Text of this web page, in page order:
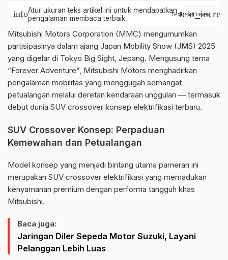
infoAtur ukuran teks artikel ini untuk mendapatkan
pengalaman membaca terbaik.
text_decrease
Mitsubishi Motors Corporation (MMC) mengumumkan
partisipasinya dalam ajang Japan Mobility Show (JMS) 2025
yang digelar di Tokyo Big Sight, Jepang. Mengusung tema
“Forever Adventure”, Mitsubishi Motors menghadirkan
pengalaman mobilitas yang menggugah semangat
petualangan melalui deretan kendaraan unggulan — termasuk
debut dunia SUV crossover konsep elektrifikasi terbaru.
SUV Crossover Konsep: Perpaduan
Kemewahan dan Petualangan
Model konsep yang menjadi bintang utama pameran ini
merupakan SUV crossover elektrifikasi yang memadukan
kenyamanan premium dengan performa tangguh khas
Mitsubishi.
Baca juga:
Jaringan Diler Sepeda Motor Suzuki, Layani
Pelanggan Lebih Luas